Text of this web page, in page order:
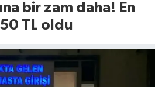
bir zam daha! En
TL oldu